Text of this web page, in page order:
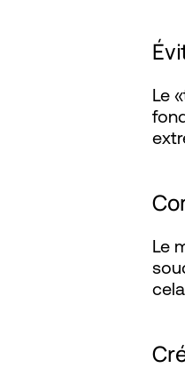
Le
Le